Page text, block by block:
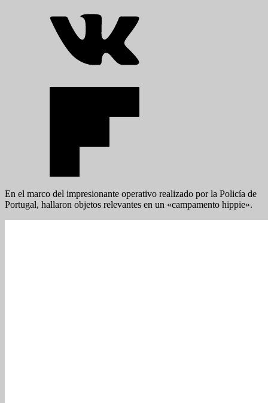
En el marco del impresionante operativo realizado por la Policía de
Portugal, hallaron objetos relevantes en un «campamento hippie».